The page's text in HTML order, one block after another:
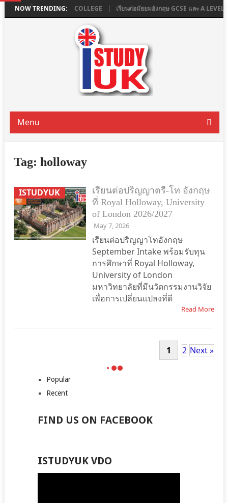
NOW TRENDING:
ที่ ASHBOURNE COLLEGE เรียนต่อมัธยมอังกฤษ GCSE และ A LEVEL
Menu
Tag: holloway
ISTUDYUK
เรียนต่อปริญญาตรี-โท อังกฤษ
ที่ Royal Holloway, University
of London 2026/2027
May 7, 2026
เรียนต่อปริญญาโทอังกฤษ
September Intake พร้อมรับทุน
การศึกษาที่ Royal Holloway,
University of London
มหาวิทยาลัยที่มีนวัตกรรมงานวิจัย
เพื่อการเปลี่ยนแปลงที่ดี
Read More
1 2 Next »
Popular
Recent
FIND US ON FACEBOOK
ISTUDYUK VDO